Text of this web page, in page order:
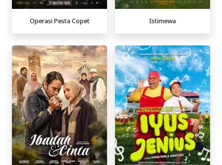
Operasi Pesta Copet Istimewa